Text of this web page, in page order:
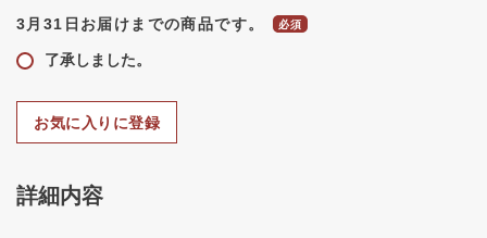
3月31日お届けまでの商品です。
了承しました。
お気に入りに登録
詳細内容